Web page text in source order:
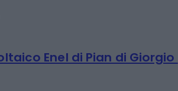
Enel di Pian di Giorgio